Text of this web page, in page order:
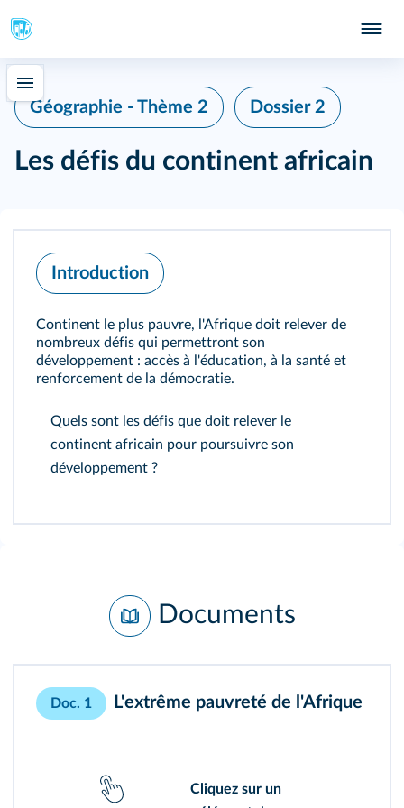
Géographie - Thème 2 Dossier 2
Les défis du continent africain
Introduction
Continent le plus pauvre, l'Afrique doit relever de
nombreux défis qui permettront son
développement : accès à l'éducation, à la santé et
renforcement de la démocratie.
Quels sont les défis que doit relever le
continent africain pour poursuivre son
développement ?
Documents
Doc. 1 L'extrême pauvreté de l'Afrique
Cliquez sur un